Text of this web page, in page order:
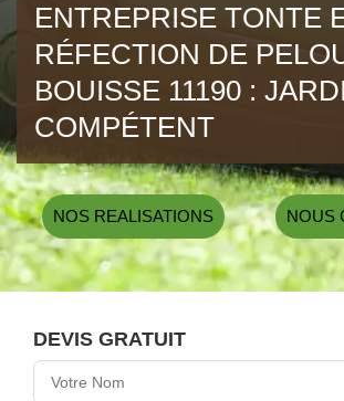
ENTREPRISE TONTE
RÉFECTION DE
BOUISSE 11190 :
COMPÉTENT
NOS REALISATIONS NOUS
DEVIS GRATUIT